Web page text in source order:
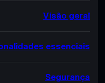
Visão geral
essenciais
Segurança